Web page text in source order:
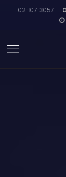
02-107-3057